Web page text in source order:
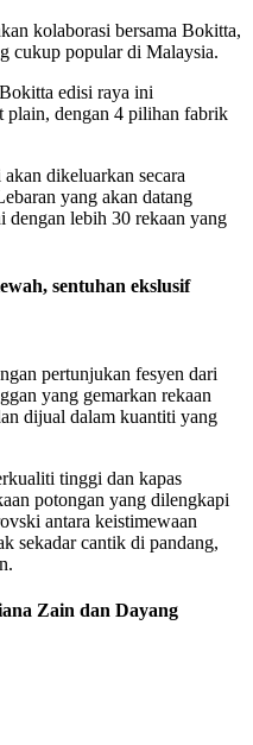
kolaborasi bersama Bokitta,
cukup popular di Malaysia.
edisi raya ini
plain, dengan 4 pilihan fabrik
dikeluarkan secara
yang akan datang
dengan lebih 30 rekaan yang
sentuhan ekslusif
pertunjukan fesyen dari
yang gemarkan rekaan
dijual dalam kuantiti yang
tinggi dan kapas
potongan yang dilengkapi
antara keistimewaan
sekadar cantik di pandang,
Zain dan Dayang